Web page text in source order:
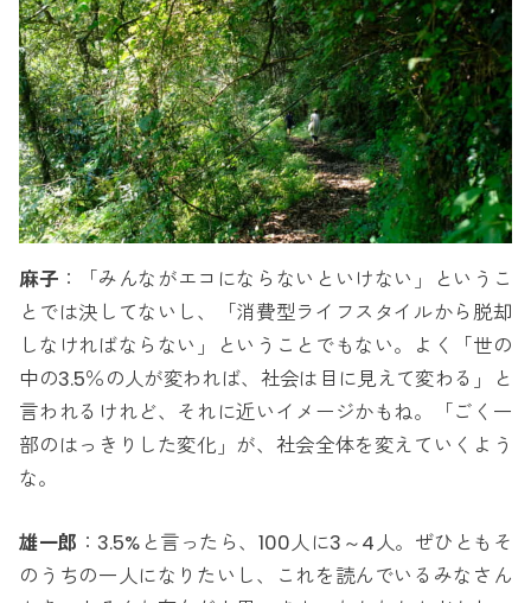
麻子 ：「みんながエコにならないといけない」というこ
とでは決してないし、「消費型ライフスタイルから脱却
しなければならない」ということでもない。よく「世の
中の3.5％の人が変われば、社会は目に見えて変わる」と
言われるけれど、それに近いイメージかもね。「ごく一
部のはっきりした変化」が、社会全体を変えていくよう
な。
雄一郎 ：3.5%と言ったら、100人に3～4人。ぜひともそ
のうちの一人になりたいし、これを読んでいるみなさん